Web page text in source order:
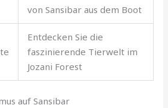
von Sansibar aus dem Boot
Entdecken Sie die
faszinierende Tierwelt im
Jozani Forest
auf Sansibar